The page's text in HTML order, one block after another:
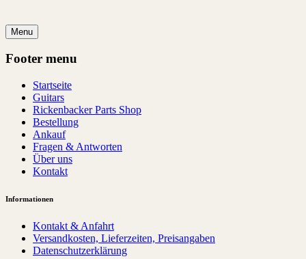
Menu
Footer menu
Startseite
Guitars
Rickenbacker Parts Shop
Bestellung
Ankauf
Fragen & Antworten
Über uns
Kontakt
Informationen
Kontakt & Anfahrt
Versandkosten, Lieferzeiten, Preisangaben
Datenschutzerklärung